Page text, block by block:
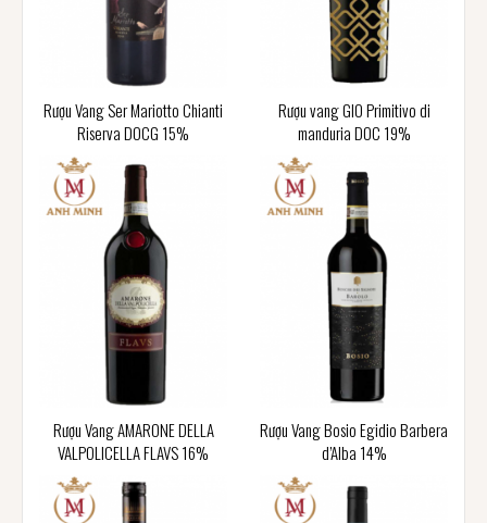
Rượu Vang Ser Mariotto Chianti
Riserva DOCG 15%
Rượu vang GIO Primitivo di
manduria DOC 19%
Rượu Vang AMARONE DELLA
VALPOLICELLA FLAVS 16%
Rượu Vang Bosio Egidio Barbera
d’Alba 14%